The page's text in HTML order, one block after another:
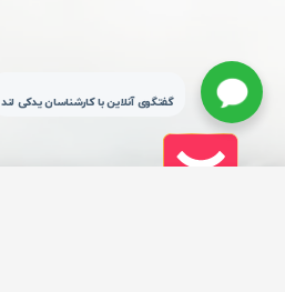
گفتگوی آنلاین با کارشناسان یدکی لند